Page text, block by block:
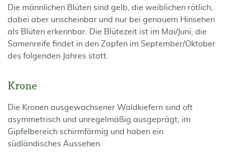
Die männlichen Blüten sind gelb, die weiblichen rötlich,
dabei aber unscheinbar und nur bei genauem Hinsehen
als Blüten erkennbar. Die Blütezeit ist im Mai/Juni, die
Samenreife findet in den Zapfen im September/Oktober
des folgenden Jahres statt.
Krone
Die Kronen ausgewachsener Waldkiefern sind oft
asymmetrisch und unregelmäßig ausgeprägt, im
Gipfelbereich schirmförmig und haben ein
südländisches Aussehen.